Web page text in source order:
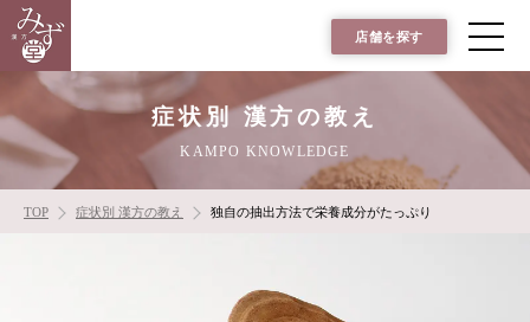
店舗を探す
症状別 漢方の教え
KAMPO KNOWLEDGE
TOP 症状別 漢方の教え 独自の抽出方法で栄養成分がたっぷり